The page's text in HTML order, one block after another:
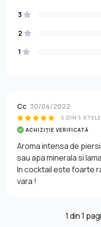
3
2
1
Cc 30/04/2022
5 DIN 5 STELE
ACHIZIȚIE VERIFICATĂ
Aroma intensa de
sau apa minerala si
In cocktail este foarte
vara !
1 din1